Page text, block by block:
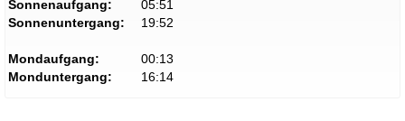
Sonnenaufgang:
05:51
Sonnenuntergang:
19:52
Mondaufgang:
00:13
Monduntergang:
16:14